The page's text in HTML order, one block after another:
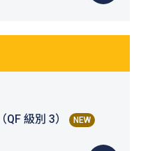
級別 3）
NEW